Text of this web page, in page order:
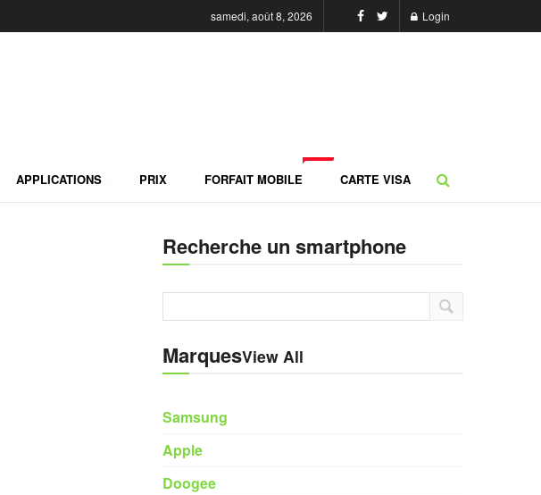
samedi, août 8, 2026 Login
APPLICATIONS PRIX FORFAIT MOBILE CARTE VISA
Recherche un smartphone
MarquesView All
Samsung
Apple
Doogee